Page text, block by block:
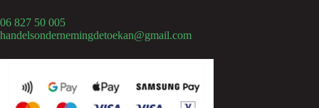
06 827 50 005
handelsondernemingdetoekan@gmail.com